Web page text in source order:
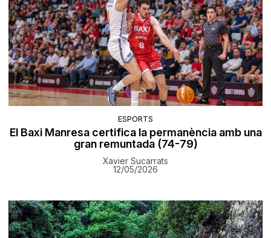
ESPORTS
El Baxi Manresa certifica la permanència amb una
gran remuntada (74-79)
Xavier Sucarrats
12/05/2026